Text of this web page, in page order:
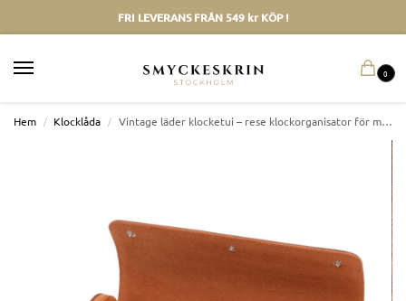
FRI LEVERANS FRÅN 549 kr KÖP !
0
Hem / Klocklåda / Vintage läder klocketui – rese klockorganisator för män